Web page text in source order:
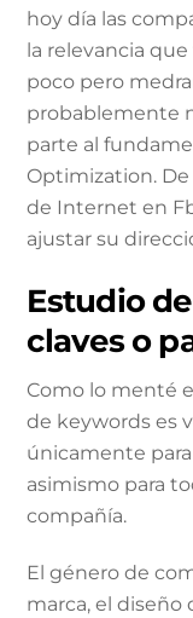
hoy día las
la relevancia
poco pero
probablemente
parte al
Optimization.
de Internet en
ajustar su
Estudio
claves o
Como lo menté
de keywords es
únicamente
asimismo para
compañía.
El género de
marca, el